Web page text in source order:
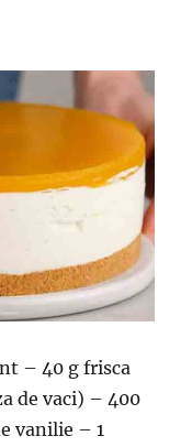
– 40 g frisca
de vaci) – 400
vanilie – 1